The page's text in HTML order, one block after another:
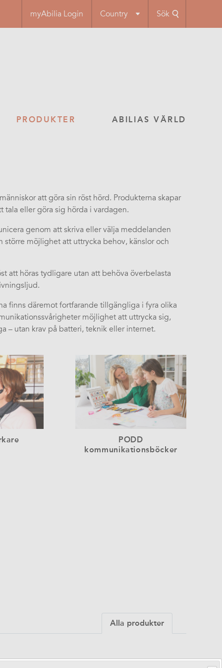
myAbilia Login Country Sök
PRODUKTER ABILIAS VÄRLD
att göra sin röst hörd. Produkterna skapar
tala eller göra sig hörda i vardagen.
genom att skriva eller välja meddelanden
möjlighet att uttrycka behov, känslor och
att höras tydligare utan att behöva överbelasta
finns däremot fortfarande tillgängliga i fyra olika
möjlighet att uttrycka sig,
– utan krav på batteri, teknik eller internet.
PODD
kommunikationsböcker
Alla produkter